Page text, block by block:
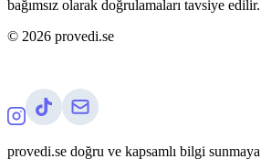
bağımsız olarak doğrulamaları tavsiye
© 2026 provedi.se
provedi.se doğru ve kapsamlı bilgi